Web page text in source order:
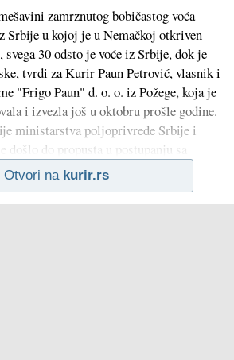
zamrznutog bobičastog voća
Srbije u kojoj je u Nemačkoj otkriven
30 odsto je voće iz Srbije, dok je
tvrdi za Kurir Paun Petrović, vlasnik i
"Frigo Paun" d. o. o. iz Požege, koja je
i izvezla još u oktobru prošle godine.
ministarstva poljoprivrede Srbije i
došlo do propusta u postupanju sa
Otvori na kurir.rs